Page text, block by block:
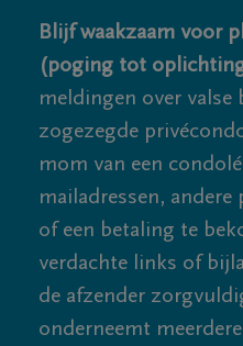
Blijf waakzaam voor
(poging tot
meldingen over valse
zogezegde
mom van een
mailadressen, andere
of een betaling te
verdachte links of
de afzender
onderneemt